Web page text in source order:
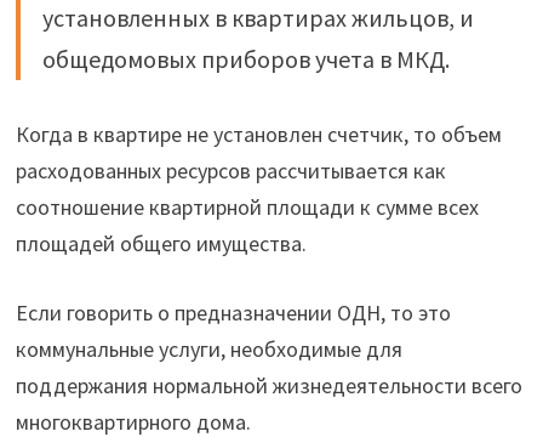
установленных в квартирах жильцов, и
общедомовых приборов учета в МКД.
Когда в квартире не установлен счетчик, то объем
расходованных ресурсов рассчитывается как
соотношение квартирной площади к сумме всех
площадей общего имущества.
Если говорить о предназначении ОДН, то это
коммунальные услуги, необходимые для
поддержания нормальной жизнедеятельности всего
многоквартирного дома.